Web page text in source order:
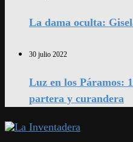
La dama oculta:
30 julio 2022
Luz en los Páramos:
partera y curandera